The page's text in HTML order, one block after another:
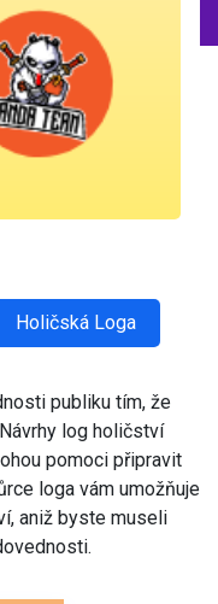
Holičská Loga
publiku tím, že
log holičství
pomoci připravit
loga vám umožňuje
aniž byste museli